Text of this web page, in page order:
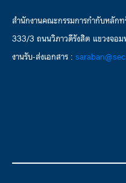
สำนักงานคณะกรรมการกำกับหลั
333/3 ถนนวิภาวดีรังสิต แขวงจอ
งานรับ-ส่งเอกสาร :